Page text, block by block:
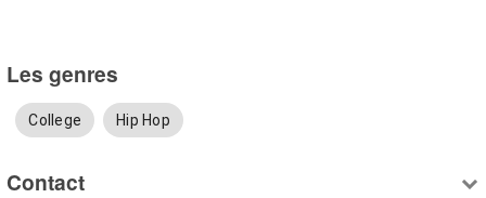
Les genres
College Hip Hop
Contact